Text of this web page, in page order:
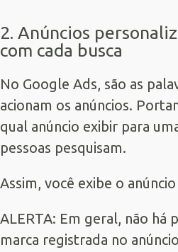
2. Anúncios
com cada busca
No Google Ads, são as
acionam os anúncios.
qual anúncio exibir para
pessoas pesquisam.
Assim, você exibe o
ALERTA: Em geral, não há
marca registrada no